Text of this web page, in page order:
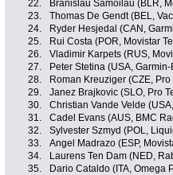
22.
Branislau Samoilau (BLR,
23.
Thomas De Gendt (BEL,
24.
Ryder Hesjedal (CAN,
25.
Rui Costa (POR, Movistar
26.
Vladimir Karpets (RUS,
27.
Peter Stetina (USA,
28.
Roman Kreuziger (CZE, Pro
29.
Janez Brajkovic (SLO, Pro
30.
Christian Vande Velde
31.
Cadel Evans (AUS, BMC
32.
Sylvester Szmyd (POL,
33.
Angel Madrazo (ESP,
34.
Laurens Ten Dam (NED,
35.
Dario Cataldo (ITA, Omega